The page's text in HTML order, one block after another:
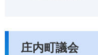
庄内町議会